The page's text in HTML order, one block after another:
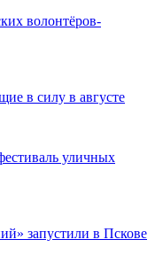
волонтёров-
в силу в августе
уличных
запустили в Пскове